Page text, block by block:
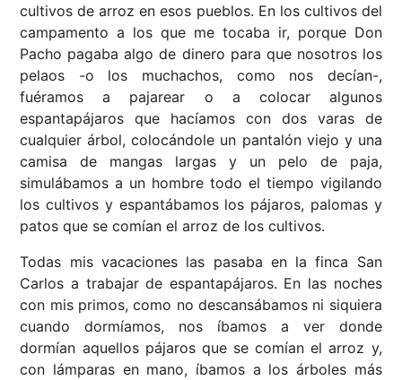
cultivos de arroz en esos pueblos. En los cultivos del
campamento a los que me tocaba ir, porque Don
Pacho pagaba algo de dinero para que nosotros los
pelaos -o los muchachos, como nos decían-,
fuéramos a pajarear o a colocar algunos
espantapájaros que hacíamos con dos varas de
cualquier árbol, colocándole un pantalón viejo y una
camisa de mangas largas y un pelo de paja,
simulábamos a un hombre todo el tiempo vigilando
los cultivos y espantábamos los pájaros, palomas y
patos que se comían el arroz de los cultivos.
Todas mis vacaciones las pasaba en la finca San
Carlos a trabajar de espantapájaros. En las noches
con mis primos, como no descansábamos ni siquiera
cuando dormíamos, nos íbamos a ver donde
dormían aquellos pájaros que se comían el arroz y,
con lámparas en mano, íbamos a los árboles más